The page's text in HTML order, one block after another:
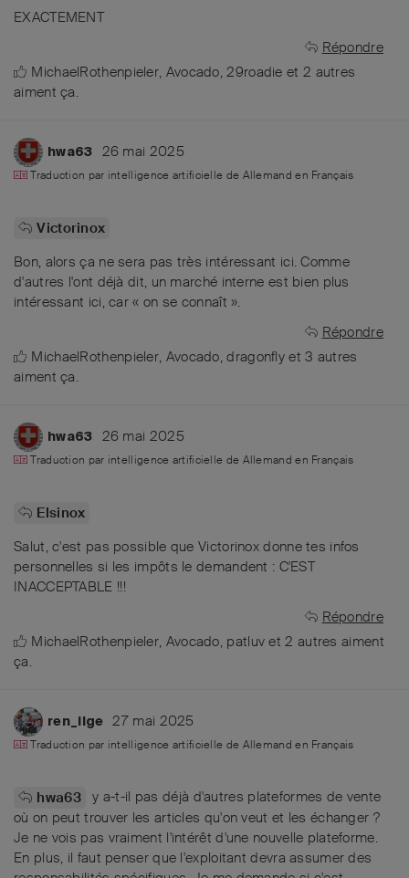
EXACTEMENT
Répondre
MichaelRothenpieler, Avocado,29roadie et 2 autres
aiment ça.
hwa63 26 mai 2025
Traduction par intelligence artificielle de Allemand en Français
Victorinox
Bon, alors ça ne sera pas très intéressant ici. Comme
d'autres l'ont déjà dit, un marché interne est bien plus
intéressant ici, car « on se connaît ».
Répondre
MichaelRothenpieler, Avocado,dragonfly et3 autres
aiment ça.
hwa63 26 mai 2025
Traduction par intelligence artificielle de Allemand en Français
Elsinox
Salut, c'est pas possible que Victorinox donne tes infos
personnelles si les impôts le demandent : C'EST
INACCEPTABLE !!!
Répondre
MichaelRothenpieler, Avocado, patluv et2 autres aiment
ça.
ren_ilge 27 mai 2025
Traduction par intelligence artificielle de Allemand en Français
hwa63
y a-t-il pas déjà d'autres plateformes de vente
où on peut trouver les articles qu'on veut et les échanger ?
Je ne vois pas vraiment l'intérêt d'une nouvelle plateforme.
En plus, il faut penser que l'exploitant devra assumer des